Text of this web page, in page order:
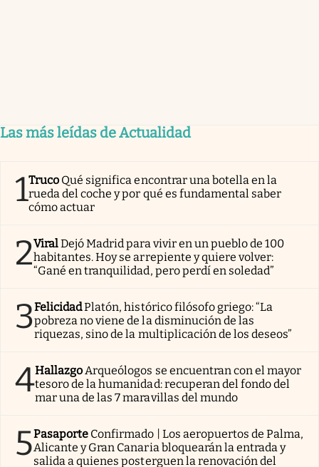
Las más leídas de Actualidad
1Truco Qué significa encontrar una botella en la
rueda del coche y por qué es fundamental saber
cómo actuar
2ViralDejó Madrid para vivir en un pueblo de 100
habitantes. Hoy se arrepiente y quiere volver:
“Gané en tranquilidad, pero perdí en soledad”
3FelicidadPlatón, histórico filósofo griego: “La
pobreza no viene de la disminución de las
riquezas, sino de la multiplicación de los deseos”
4HallazgoArqueólogos se encuentran con el mayor
tesoro de la humanidad: recuperan del fondo del
mar una de las 7 maravillas del mundo
5Pasaporte Confirmado | Los aeropuertos de Palma,
Alicante y Gran Canaria bloquearán la entrada y
salida a quienes posterguen la renovación del